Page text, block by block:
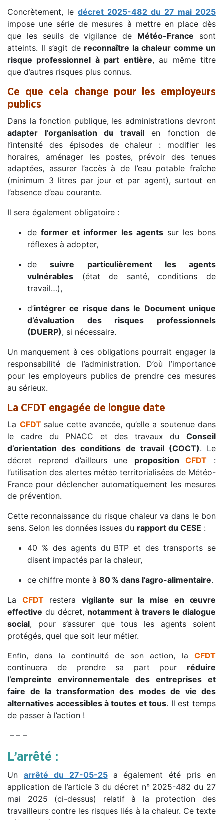
Concrètement, le décret 2025-482 du 27 mai 2025
impose une série de mesures à mettre en place dès
que les seuils de vigilance de Météo-France sont
atteints. Il s’agit de reconnaître la chaleur comme un
risque professionnel à part entière, au même titre
que d’autres risques plus connus.
Ce que cela change pour les employeurs
publics
Dans la fonction publique, les administrations devront
adapter l’organisation du travailen fonction de
l’intensité des épisodes de chaleur : modifier les
horaires, aménager les postes, prévoir des tenues
adaptées, assurer l’accès à de l’eau potable fraîche
(minimum 3 litres par jour et par agent), surtout en
l’absence d’eau courante.
Il sera également obligatoire :
deformer et informer les agentssur les bons
réflexes à adopter,
desuivre particulièrement les agents
vulnérables (état de santé, conditions de
travail…),
d’intégrer ce risque dans le Document unique
d’évaluation des risques professionnels
(DUERP), si nécessaire.
Un manquement à ces obligations pourrait engager la
responsabilité de l’administration. D’où l’importance
pour les employeurs publics de prendre ces mesures
au sérieux.
La CFDT engagée de longue date
La CFDT salue cette avancée, qu’elle a soutenue dans
le cadre du PNACC et des travaux du Conseil
d’orientation des conditions de travail (COCT). Le
décret reprend d’ailleurs une propositionCFDT :
l’utilisation des alertes météo territorialisées de Météo-
France pour déclencher automatiquement les mesures
de prévention.
Cette reconnaissance du risque chaleur va dans le bon
sens. Selon les données issues du rapport du CESE :
40 % des agents du BTP et des transports se
disent impactés par la chaleur,
ce chiffre monte à 80 % dans l’agro-alimentaire.
La CFDT restera vigilante sur la mise en œuvre
effective du décret, notamment à travers le dialogue
social, pour s’assurer que tous les agents soient
protégés, quel que soit leur métier.
Enfin, dans la continuité de son action, la CFDT
continuera de prendre sa part pour réduire
l’empreinte environnementale des entreprises et
faire de la transformation des modes de vie des
alternatives accessibles à toutes et tous. Il est temps
de passer à l’action !
– – –
L’arrêté :
Un arrêté du 27-05-25a également été pris en
application de l’article 3 du décret n° 2025-482 du 27
mai 2025 (ci-dessus) relatif à la protection des
travailleurs contre les risques liés à la chaleur. Ce texte